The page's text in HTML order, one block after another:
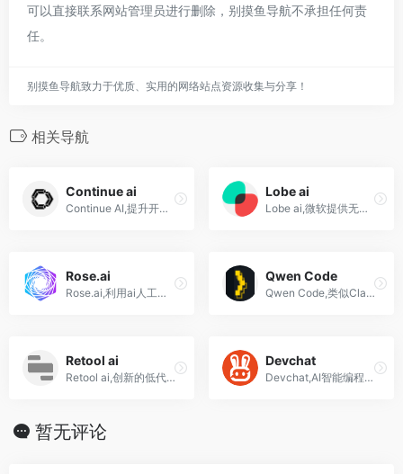
可以直接联系网站管理员进行删除，别摸鱼导航不承担任何责
任。
别摸鱼导航致力于优质、实用的网络站点资源收集与分享！
相关导航
Continue ai
Continue AI,提升开发者的生产力的开源的AI代码助手
Lobe ai
Lobe ai,微软提供无代码开发模式,任何人都快速开发机器学习模型
Rose.ai
Rose.ai,利用ai人工智能，消除寻找、清洗、可视化和转换数据所浪费的时间
Qwen Code
Qwen Code,类似Claude Code的AI编程工具
Retool ai
Retool ai,创新的低代码平台,ai应用快速构建平台
Devchat
Devchat,AI智能编程工具,让开发更轻松,集成了GPT-4、Claude、讯飞等知名大模型
暂无评论